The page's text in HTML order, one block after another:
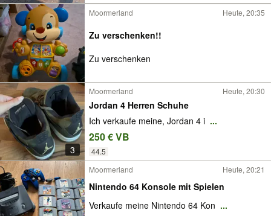
Moormerland
Heute, 20:35
Zu verschenken!!
Zu verschenken
3
Moormerland Heute, 20:30
Jordan 4 Herren Schuhe
Ich verkaufe meine, Jordan 4 i ...
250 € VB
44.5
Moormerland Heute, 20:21
Nintendo 64 Konsole mit Spielen
Verkaufe meine Nintendo 64 Kon ...